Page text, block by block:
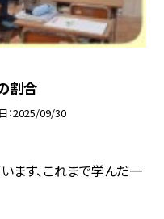
割合
2025/09/30
ます、これまで学んだ一